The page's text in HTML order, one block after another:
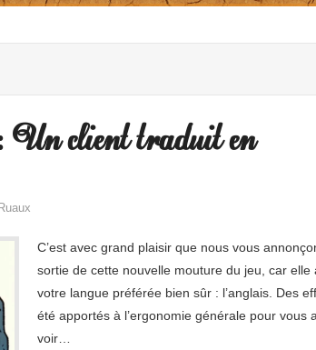
Un client traduit en
C’est avec grand plaisir que nous vous
sortie de cette nouvelle mouture du jeu, car elle
votre langue préférée bien sûr : l’anglais. Des
été apportés à l’ergonomie générale pour vous
voir…